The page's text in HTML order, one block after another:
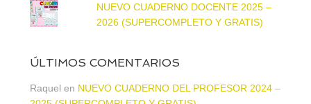
NUEVO CUADERNO DOCENTE 2025 –
2026 (SUPERCOMPLETO Y GRATIS)
ÚLTIMOS COMENTARIOS
Raquel en NUEVO CUADERNO DEL PROFESOR 2024 –